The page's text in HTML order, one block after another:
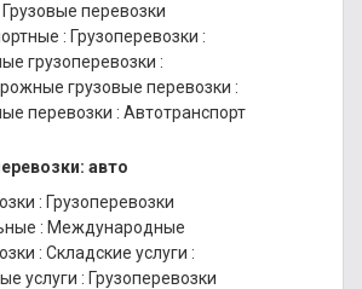
Грузовые перевозки
: Грузоперевозки :
грузоперевозки :
грузовые перевозки :
перевозки : Автотранспорт
авто
: Грузоперевозки
: Международные
: Складские услуги :
услуги : Грузоперевозки